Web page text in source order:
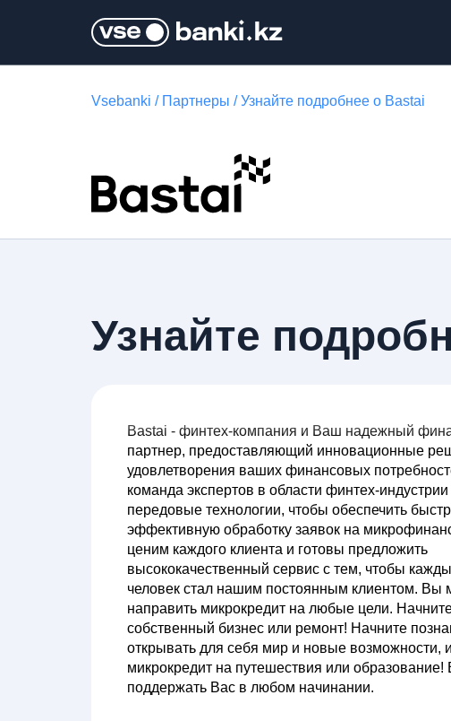
Vsebanki / Партнеры /Узнайте подробнее о Bastai
Узнайте
Bastai - финтех-компания и Ваш надежный
партнер, предоставляющий инновационные
удовлетворения ваших финансовых
команда экспертов в области финтех-индустрии
передовые технологии, чтобы обеспечить
эффективную обработку заявок на
ценим каждого клиента и готовы предложить
высококачественный сервис с тем, чтобы
человек стал нашим постоянным клиентом. Вы
направить микрокредит на любые цели.
собственный бизнес или ремонт! Начните
открывать для себя мир и новые возможности,
микрокредит на путешествия или образование!
поддержать Вас в любом начинании.